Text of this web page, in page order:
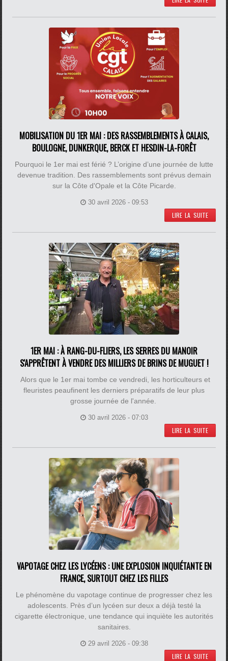
MOBILISATION DU 1ER MAI : DES RASSEMBLEMENTS À CALAIS,
BOULOGNE, DUNKERQUE, BERCK ET HESDIN-LA-FORÊT
Pourquoi le 1er mai est férié ? L’origine d’une journée de lutte
devenue tradition. Des rassemblements sont prévus demain
sur la Côte d'Opale et la Côte Picarde.
30 avril 2026 - 09:53
LIRE LA SUITE
1ER MAI : À RANG-DU-FLIERS, LES SERRES DU MANOIR
S'APPRÊTENT À VENDRE DES MILLIERS DE BRINS DE MUGUET !
Alors que le 1er mai tombe ce vendredi, les horticulteurs et
fleuristes peaufinent les derniers préparatifs de leur plus
grosse journée de l'année.
30 avril 2026 - 07:03
LIRE LA SUITE
VAPOTAGE CHEZ LES LYCÉENS : UNE EXPLOSION INQUIÉTANTE EN
FRANCE, SURTOUT CHEZ LES FILLES
Le phénomène du vapotage continue de progresser chez les
adolescents. Près d’un lycéen sur deux a déjà testé la
cigarette électronique, une tendance qui inquiète les autorités
sanitaires.
29 avril 2026 - 09:38
LIRE LA SUITE